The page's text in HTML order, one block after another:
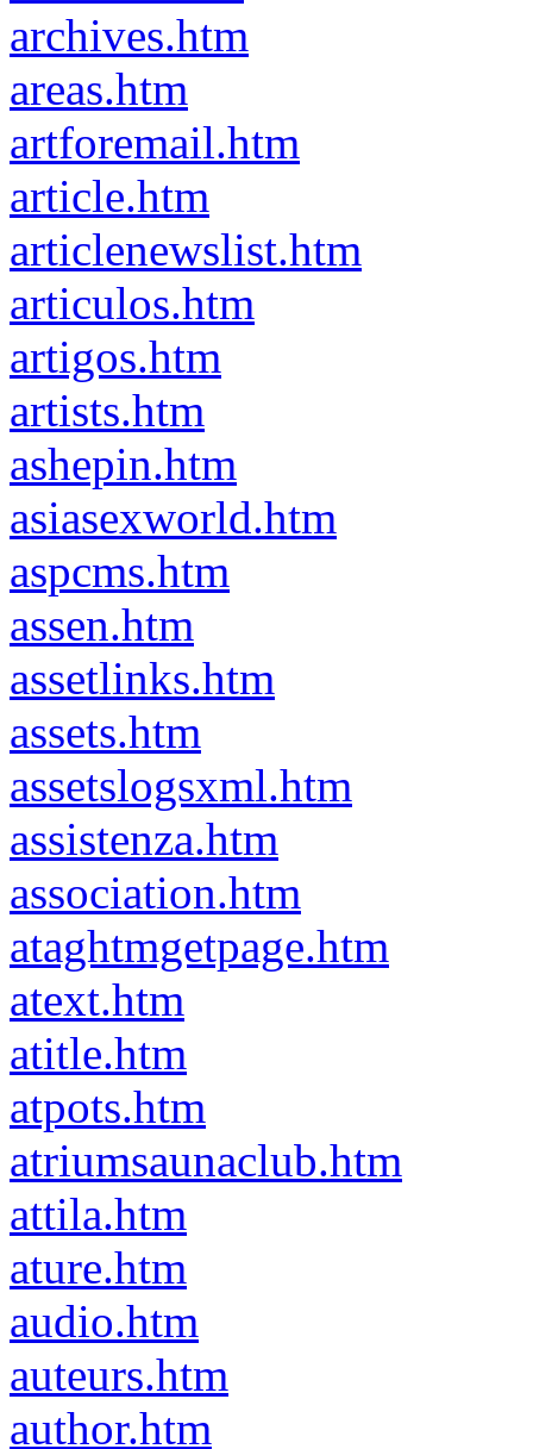
archives.htm
areas.htm
artforemail.htm
article.htm
articlenewslist.htm
articulos.htm
artigos.htm
artists.htm
ashepin.htm
asiasexworld.htm
aspcms.htm
assen.htm
assetlinks.htm
assets.htm
assetslogsxml.htm
assistenza.htm
association.htm
ataghtmgetpage.htm
atext.htm
atitle.htm
atpots.htm
atriumsaunaclub.htm
attila.htm
ature.htm
audio.htm
auteurs.htm
author.htm